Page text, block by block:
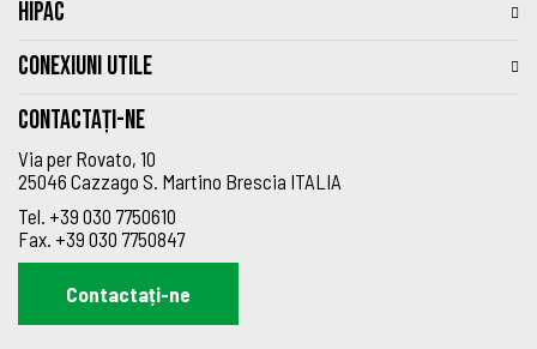
HIPAC
CONEXIUNI UTILE
Contactați-ne
Via per Rovato, 10
25046 Cazzago S. Martino Brescia ITALIA
Tel. +39 030 7750610
Fax. +39 030 7750847
Contactați-ne